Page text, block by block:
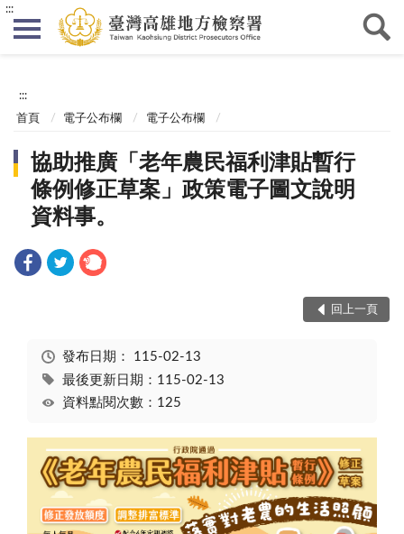
:::
:::
首頁 電子公布欄 電子公布欄
協助推廣「老年農民福利津貼暫行
條例修正草案」政策電子圖文說明
資料事。
回上一頁
發布日期： 115-02-13
最後更新日期：115-02-13
資料點閱次數：125